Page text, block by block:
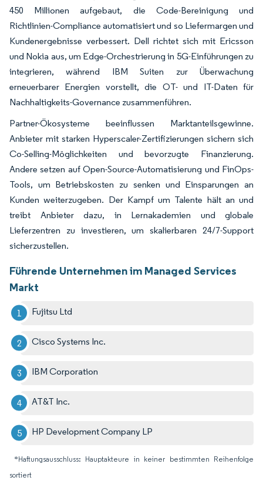
450 Millionen aufgebaut, die Code-Bereinigung und
Richtlinien-Compliance automatisiert und so Liefermargen und
Kundenergebnisse verbessert. Dell richtet sich mit Ericsson
und Nokia aus, um Edge-Orchestrierung in 5G-Einführungen zu
integrieren, während IBM Suiten zur Überwachung
erneuerbarer Energien vorstellt, die OT- und IT-Daten für
Nachhaltigkeits-Governance zusammenführen.
Partner-Ökosysteme beeinflussen Marktanteilsgewinne.
Anbieter mit starken Hyperscaler-Zertifizierungen sichern sich
Co-Selling-Möglichkeiten und bevorzugte Finanzierung.
Andere setzen auf Open-Source-Automatisierung und FinOps-
Tools, um Betriebskosten zu senken und Einsparungen an
Kunden weiterzugeben. Der Kampf um Talente hält an und
treibt Anbieter dazu, in Lernakademien und globale
Lieferzentren zu investieren, um skalierbaren 24/7-Support
sicherzustellen.
Führende Unternehmen im Managed Services
Markt
Fujitsu Ltd
Cisco Systems Inc.
IBM Corporation
AT&T Inc.
HP Development Company LP
*Haftungsausschluss: Hauptakteure in keiner bestimmten Reihenfolge
sortiert